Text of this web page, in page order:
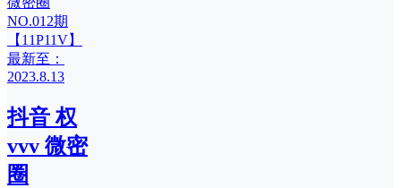
抖音 权
vvv 微密
圈